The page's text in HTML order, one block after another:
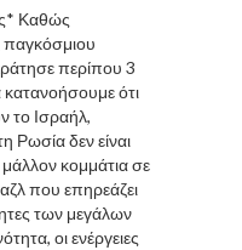
Καθώς
παγκόσμιου
περίπου 3
κατανοήσουμε ότι
το Ισραήλ,
Ρωσία δεν είναι
κομμάτια σε
που επηρεάζει
των μεγάλων
οι ενέργειες